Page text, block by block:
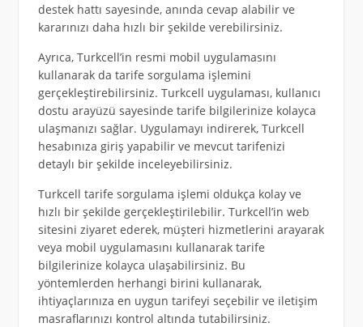
destek hattı sayesinde, anında cevap alabilir ve
kararınızı daha hızlı bir şekilde verebilirsiniz.
Ayrıca, Turkcell’in resmi mobil uygulamasını
kullanarak da tarife sorgulama işlemini
gerçekleştirebilirsiniz. Turkcell uygulaması, kullanıcı
dostu arayüzü sayesinde tarife bilgilerinize kolayca
ulaşmanızı sağlar. Uygulamayı indirerek, Turkcell
hesabınıza giriş yapabilir ve mevcut tarifenizi
detaylı bir şekilde inceleyebilirsiniz.
Turkcell tarife sorgulama işlemi oldukça kolay ve
hızlı bir şekilde gerçekleştirilebilir. Turkcell’in web
sitesini ziyaret ederek, müşteri hizmetlerini arayarak
veya mobil uygulamasını kullanarak tarife
bilgilerinize kolayca ulaşabilirsiniz. Bu
yöntemlerden herhangi birini kullanarak,
ihtiyaçlarınıza en uygun tarifeyi seçebilir ve iletişim
masraflarınızı kontrol altında tutabilirsiniz.